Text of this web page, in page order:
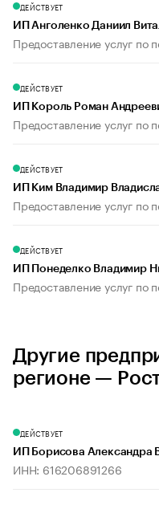
ДЕЙСТВУЕТ
ИП Анголенко Даниил
Предоставление услуг по
ДЕЙСТВУЕТ
ИП Король Роман
Предоставление услуг по
ДЕЙСТВУЕТ
ИП Ким Владимир
Предоставление услуг по
ДЕЙСТВУЕТ
ИП Понеделко Владимир
Предоставление услуг по
Другие
регионе —
ДЕЙСТВУЕТ
ИП Борисова Александра
ИНН: 616206891266